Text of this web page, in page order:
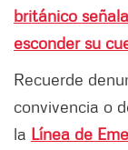
británico
esconder su
Recuerde
convivencia o
la Línea de